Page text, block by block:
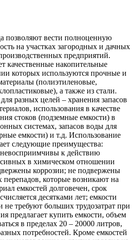
позволяют вести полноценную
на участках загородных и дачных
предприятий.
качественные накопительные
которых используются прочные и
(полиэтиленовые,
а также из стали.
разных целей – хранения запасов
использования в качестве
стоков (подземные емкости) в
системах, запасов воды для
емкости) и т.д. Использование
следующие преимущества:
к действию
в химическом отношении
коррозии; не подвержены
которые возникают на
емкостей долговечен, срок
десятками лет; емкости
не требуют больших трудозатрат при
предлагает купить емкости, объем
в пределах 20 – 20000 литров,
потребностей. Кроме емкостей